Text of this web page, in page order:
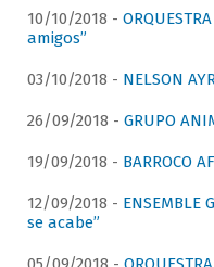
10/10/2018 -
amigos”
03/10/2018 - NELSON
26/09/2018 - GRUPO
19/09/2018 - BARROCO
12/09/2018 - ENSEMBLE
se acabe”